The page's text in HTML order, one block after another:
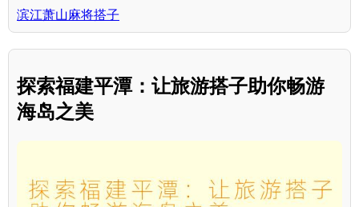
滨江萧山麻将搭子
探索福建平潭：让旅游搭子助你畅游
海岛之美